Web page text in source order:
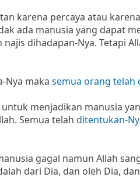
karena percaya atau
ada manusia yang dapat
dihadapan-Nya. Tetapi
Nya maka semua orang telah
menjadikan manusia
Semua telah ditentukan-
gagal namun Allah
dari Dia, dan oleh Dia,